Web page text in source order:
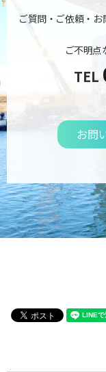
ご質問・ご依頼・
ご不明点
TEL
お問